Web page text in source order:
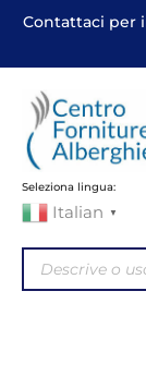
Contattaci per
Seleziona lingua:
Italian ▼